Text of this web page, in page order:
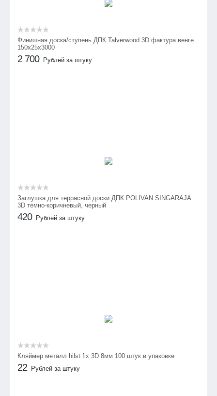
Финишная доска/ступень ДПК Talverwood 3D фактура венге
150х25х3000
2 700 Рублей за штуку
Заглушка для террасной доски ДПК POLIVAN SINGARAJA
3D темно-коричневый, черный
420 Рублей за штуку
Кляймер металл hilst fix 3D 8мм 100 штук в упаковке
22 Рублей за штуку